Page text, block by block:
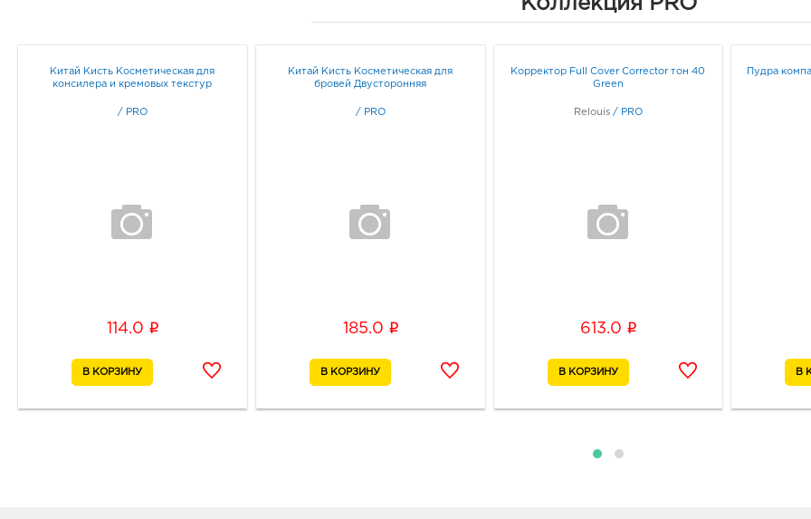
д. 93
Китай Кисть Косметическая для
консилера и кремовых текстур
/ PRO
114.0 i
Китай Кисть Косметическая для
бровей Двусторонняя
/ PRO
185.0 i
Корректор Full Cover Corrector тон 40
Green
Relouis / PRO
613.0 i
Пудра